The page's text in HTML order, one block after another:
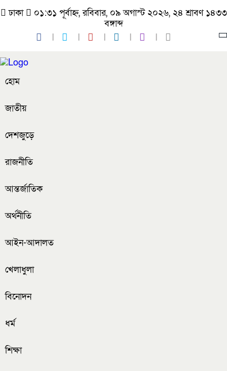
ঢাকা
০১:৩১ পূর্বাহ্ন, রবিবার, ০৯ অগাস্ট ২০২৬, ২৪ শ্রাবণ ১৪৩৩
বঙ্গাব্দ
হোম
জাতীয়
দেশজুড়ে
রাজনীতি
আন্তর্জাতিক
অর্থনীতি
আইন-আদালত
খেলাধুলা
বিনোদন
ধর্ম
শিক্ষা